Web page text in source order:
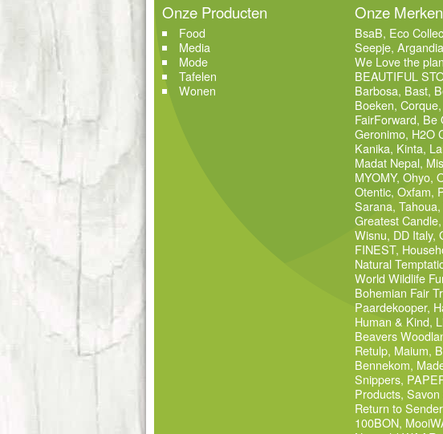
Onze Producten
Food
Media
Mode
Tafelen
Wonen
Onze Merken
BsaB, Eco
Seepje, Argandia
We Love the
BEAUTIFUL
Barbosa, Bast,
Boeken, Corque,
FairForward, Be
Geronimo, H2O
Kanika, Kinta,
Madat Nepal,
MYOMY, Ohyo,
Otentic, Oxfam,
Sarana, Tahoua,
Greatest Candle,
Wisnu, DD Italy,
FINEST,
Natural
World Wildlife
Bohemian Fair
Paardekooper,
Human & Kind,
Beavers
Retulp, Maium,
Bennekom,
Snippers,
Products,
Return to Sender
100BON,